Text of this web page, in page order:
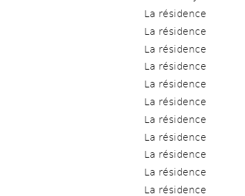
La résidence
La résidence
La résidence
La résidence
La résidence
La résidence
La résidence
La résidence
La résidence
La résidence
La résidence